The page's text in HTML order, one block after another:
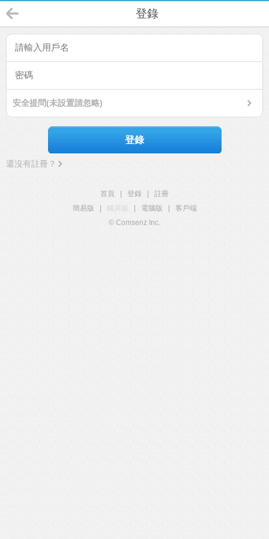
登錄
安全提問(未設置請忽略)
登錄
還沒有註冊？
首頁 登錄
註冊
簡易版
觸屏版 電腦版
客戶端
© Comsenz Inc.